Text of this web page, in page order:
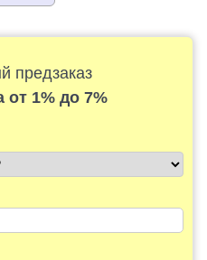
предзаказ
от 1% до 7%